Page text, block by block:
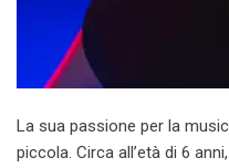
La sua passione per la
piccola. Circa all’età di 6